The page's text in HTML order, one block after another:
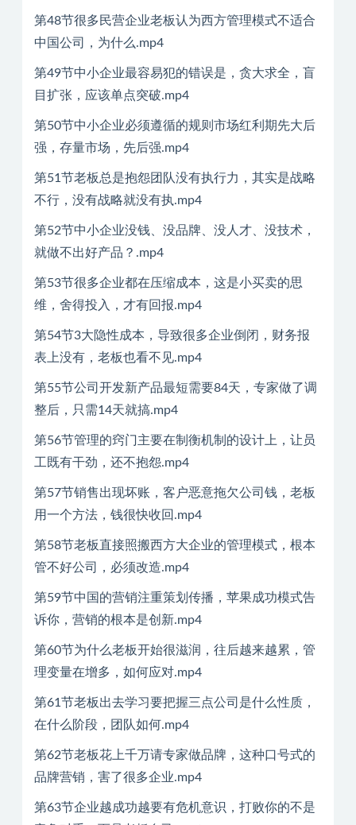
第48节很多民营企业老板认为西方管理模式不适合
中国公司，为什么.mp4
第49节中小企业最容易犯的错误是，贪大求全，盲
目扩张，应该单点突破.mp4
第50节中小企业必须遵循的规则市场红利期先大后
强，存量市场，先后强.mp4
第51节老板总是抱怨团队没有执行力，其实是战略
不行，没有战略就没有执.mp4
第52节中小企业没钱、没品牌、没人才、没技术，
就做不出好产品？.mp4
第53节很多企业都在压缩成本，这是小买卖的思
维，舍得投入，才有回报.mp4
第54节3大隐性成本，导致很多企业倒闭，财务报
表上没有，老板也看不见.mp4
第55节公司开发新产品最短需要84天，专家做了调
整后，只需14天就搞.mp4
第56节管理的窍门主要在制衡机制的设计上，让员
工既有干劲，还不抱怨.mp4
第57节销售出现坏账，客户恶意拖欠公司钱，老板
用一个方法，钱很快收回.mp4
第58节老板直接照搬西方大企业的管理模式，根本
管不好公司，必须改造.mp4
第59节中国的营销注重策划传播，苹果成功模式告
诉你，营销的根本是创新.mp4
第60节为什么老板开始很滋润，往后越来越累，管
理变量在增多，如何应对.mp4
第61节老板出去学习要把握三点公司是什么性质，
在什么阶段，团队如何.mp4
第62节老板花上千万请专家做品牌，这种口号式的
品牌营销，害了很多企业.mp4
第63节企业越成功越要有危机意识，打败你的不是